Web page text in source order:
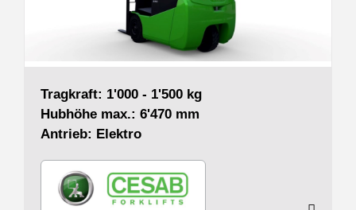
Tragkraft: 1'000 - 1'500 kg
Hubhöhe max.: 6'470 mm
Antrieb: Elektro